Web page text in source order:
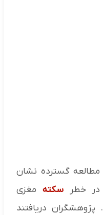
مطالعه گسترده نشان
در خطر
سکته مغزی
دریافتند